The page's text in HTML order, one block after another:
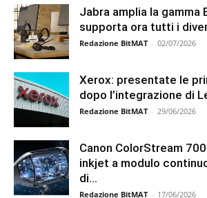
Jabra amplia la gamma
supporta ora tutti i
Redazione BitMAT - 02/07/2026
Xerox: presentate le
dopo l’integrazione di
Redazione BitMAT - 29/06/2026
Canon ColorStream
inkjet a modulo
di...
Redazione BitMAT - 17/06/2026